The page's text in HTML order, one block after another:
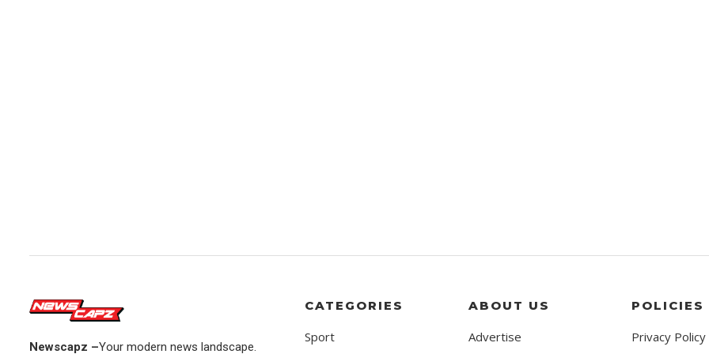
Newscapz –Your modern news landscape.
CATEGORIES
Sport
ABOUT US
Advertise
POLICIES
Privacy Policy